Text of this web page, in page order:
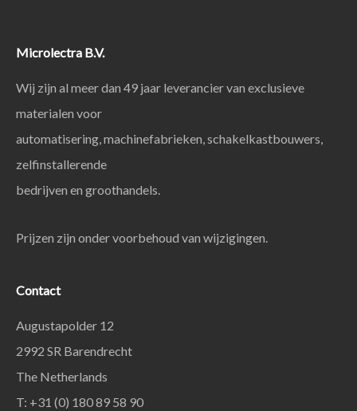
Microlectra B.V.
Wij zijn al meer dan 49 jaar leverancier van exclusieve
materialen voor
automatisering, machinefabrieken, schakelkastbouwers,
zelfinstallerende
bedrijven en groothandels.
Prijzen zijn onder voorbehoud van wijzigingen.
Contact
Augustapolder 12
2992 SR Barendrecht
The Netherlands
T: +31 (0) 180 89 58 90